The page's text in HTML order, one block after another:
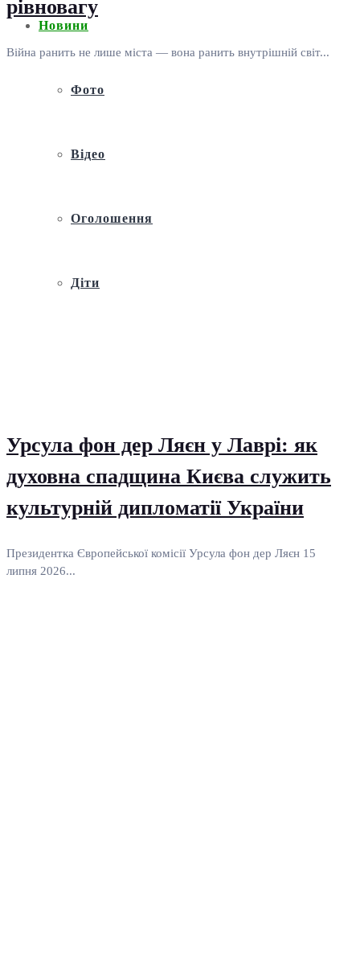
Новини
Фото
Відео
Оголошення
Діти
рівновагу
Війна ранить не лише міста — вона ранить внутрішній світ...
Урсула фон дер Ляєн у Лаврі: як
духовна спадщина Києва служить
культурній дипломатії України
Президентка Європейської комісії Урсула фон дер Ляєн 15
липня 2026...